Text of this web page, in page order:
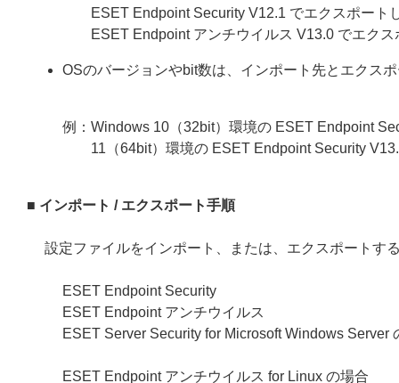
ESET Endpoint Security V12.1 でエクスポート
ESET Endpoint アンチウイルス V13.0 でエク
OSのバージョンやbit数は、インポート先とエクス
例：Windows 10（32bit）環境の ESET Endpoint
11（64bit）環境の ESET Endpoint Security
■ インポート / エクスポート手順
設定ファイルをインポート、または、エクスポートす
ESET Endpoint Security
ESET Endpoint アンチウイルス
ESET Server Security for Microsoft Windows Server
ESET Endpoint アンチウイルス for Linux の場合